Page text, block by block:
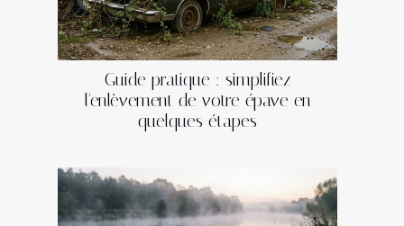
Guide pratique : simplifiez
l'enlèvement de votre épave en
quelques étapes